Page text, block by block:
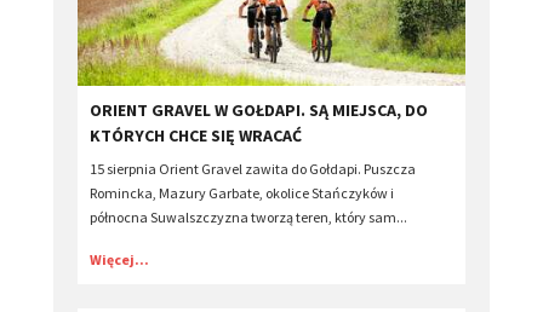
ORIENT GRAVEL W GOŁDAPI. SĄ MIEJSCA, DO
KTÓRYCH CHCE SIĘ WRACAĆ
15 sierpnia Orient Gravel zawita do Gołdapi. Puszcza
Romincka, Mazury Garbate, okolice Stańczyków i
północna Suwalszczyzna tworzą teren, który sam...
Więcej...